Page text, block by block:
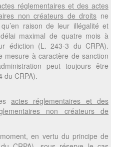
réglementaires et des actes
non créateurs de droits ne
raison de leur illégalité et
maximal de quatre mois à
édiction (L. 243-3 du CRPA).
mesure à caractère de sanction
peut toujours être
du CRPA).
actes réglementaires et des
non créateurs de
en vertu du principe de